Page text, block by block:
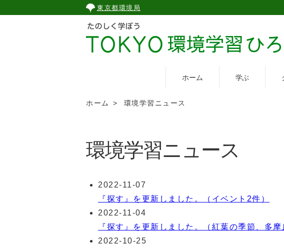
東京都環境局
ホーム 学ぶ
ホーム 環境学習ニュース
環境学習ニュース
2022-11-07
『探す』を更新しました。（イベント2件）
2022-11-04
『探す』を更新しました。（紅葉の季節、多摩
2022-10-25